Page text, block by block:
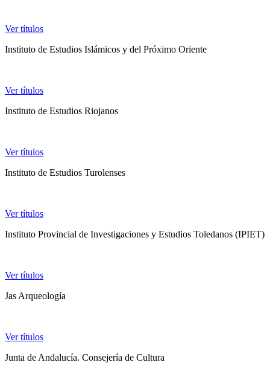
Ver títulos
Instituto de Estudios Islámicos y del Próximo Oriente
Ver títulos
Instituto de Estudios Riojanos
Ver títulos
Instituto de Estudios Turolenses
Ver títulos
Instituto Provincial de Investigaciones y Estudios Toledanos (IPIET)
Ver títulos
Jas Arqueología
Ver títulos
Junta de Andalucía. Consejería de Cultura